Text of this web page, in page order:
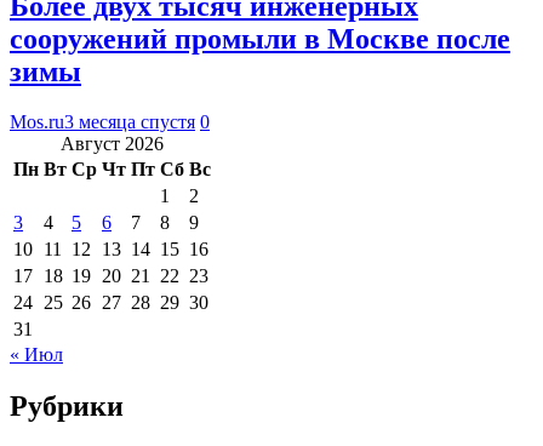
сооружений промыли в Москве после
зимы
Mos.ru3 месяца спустя 0
Август 2026
Пн Вт Ср Чт Пт Сб Вс
1
2
3
4 5 6 7 8
9
10 11 12 13 14 15 16
17 18 19 20 21 22 23
24 25 26 27 28 29 30
31
« Июл
Рубрики